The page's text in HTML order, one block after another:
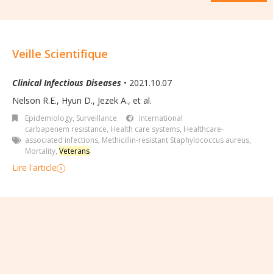
Veille Scientifique
Clinical Infectious Diseases • 2021.10.07
Nelson R.E., Hyun D., Jezek A., et al.
Epidemiology, Surveillance
International
carbapenem resistance, Health care systems, Healthcare-
associated infections, Methicillin-resistant Staphylococcus aureus,
Mortality, Veterans
Lire l'article